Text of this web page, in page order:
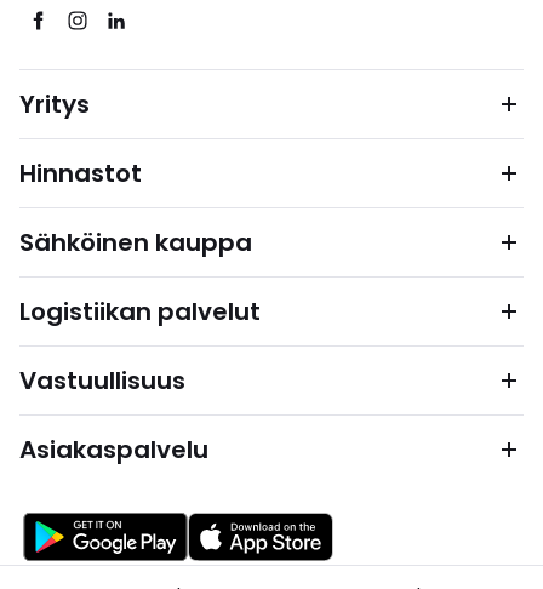
Yritys
Hinnastot
Sähköinen kauppa
Logistiikan palvelut
Vastuullisuus
Asiakaspalvelu